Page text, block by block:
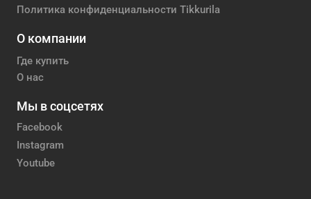
Политика конфиденциальности Tikkurila
О компании
Где купить
О нас
Мы в соцсетях
Facebook
Instagram
Youtube